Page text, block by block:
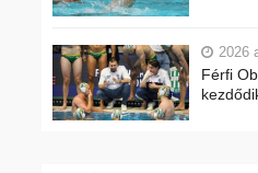
2026
Férfi